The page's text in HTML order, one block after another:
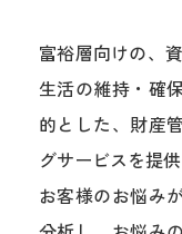
富裕層向けの、
生活の維持・確
的とした、財産
グサービスを提供
お客様のお悩み